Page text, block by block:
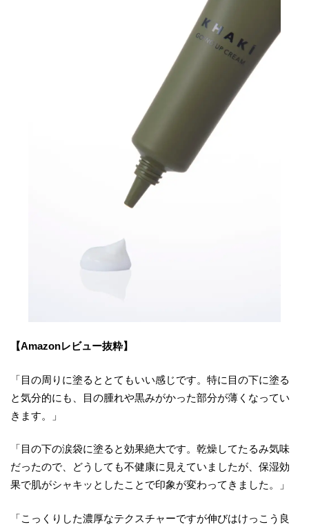
【Amazonレビュー抜粋】
「目の周りに塗るととてもいい感じです。特に目の下に塗る
と気分的にも、目の腫れや黒みがかった部分が薄くなってい
きます。」
「目の下の涙袋に塗ると効果絶大です。乾燥してたるみ気味
だったので、どうしても不健康に見えていましたが、保湿効
果で肌がシャキッとしたことで印象が変わってきました。」
「こっくりした濃厚なテクスチャーですが伸びはけっこう良